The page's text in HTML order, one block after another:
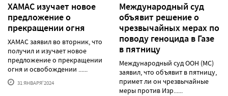
ХАМАС изучает новое
предложение о
прекращении огня
ХАМАС заявил во вторник, что
получил и изучает новое
предложение о прекращении
огня и освобождении ......
31 ЯНВАРЯ'2024
Международный суд
объявит решение о
чрезвычайных мерах по
поводу геноцида в Газе
в пятницу
Международный суд ООН (МС)
заявил, что объявит в пятницу,
примет ли он чрезвычайные
меры против Изр......